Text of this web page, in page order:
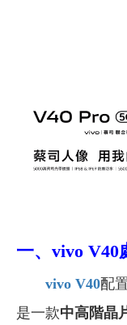
一、vivo V40
vivo V40配
是一款中高階晶